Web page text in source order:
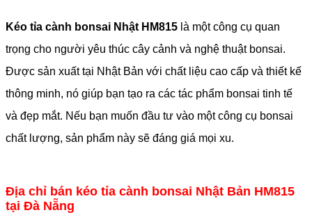
Kéo tỉa cành bonsai Nhật HM815 là một công cụ quan
trọng cho người yêu thúc cây cảnh và nghệ thuật bonsai.
Được sản xuất tại Nhật Bản với chất liệu cao cấp và thiết kế
thông minh, nó giúp bạn tạo ra các tác phẩm bonsai tinh tế
và đẹp mắt. Nếu bạn muốn đầu tư vào một công cụ bonsai
chất lượng, sản phẩm này sẽ đáng giá mọi xu.
Địa chỉ bán kéo tỉa cành bonsai Nhật Bản HM815
tại Đà Nẵng